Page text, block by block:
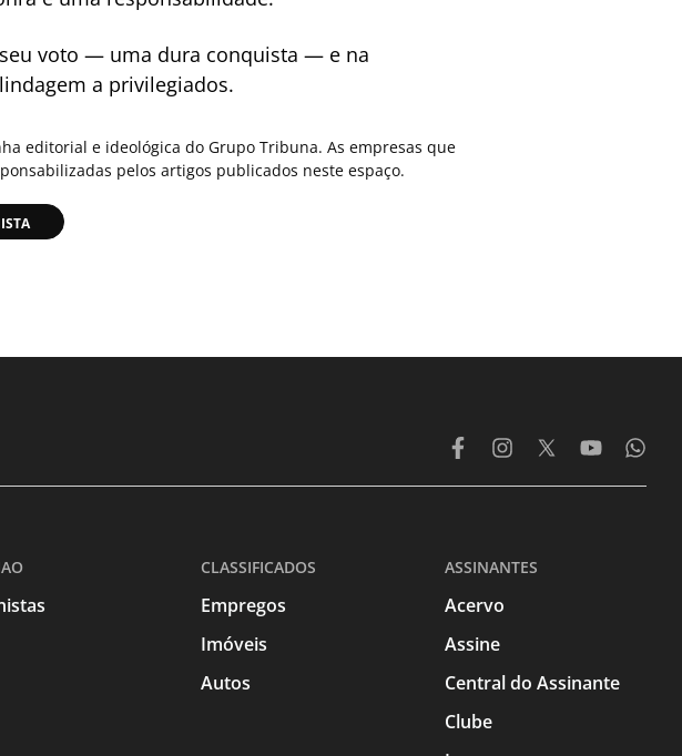
voto — uma dura conquista — e na
a privilegiados.
editorial e ideológica do Grupo Tribuna. As empresas que
pelos artigos publicados neste espaço.
CLASSIFICADOS
Empregos
Imóveis
Autos
ASSINANTES
Acervo
Assine
Central do Assinante
Clube